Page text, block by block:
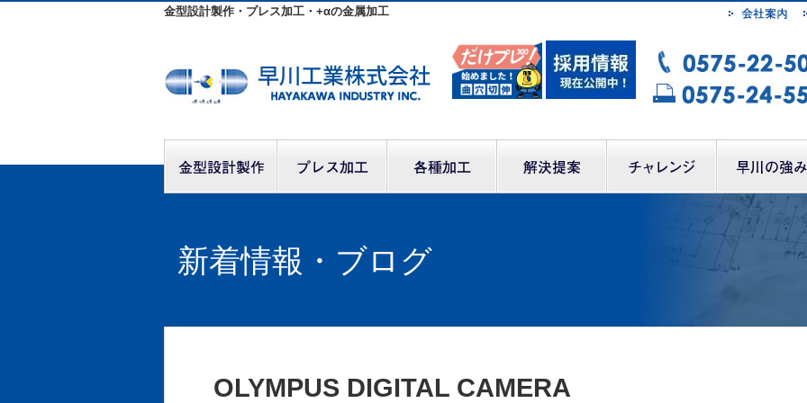
金型設計製作・プレス加工・+αの金属加工
新着情報・ブログ
OLYMPUS DIGITAL CAMERA